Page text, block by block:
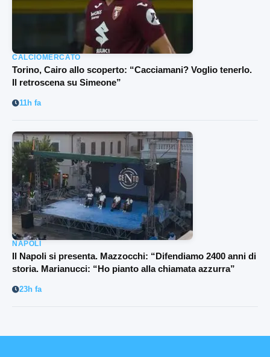
CALCIOMERCATO
Torino, Cairo allo scoperto: “Cacciamani? Voglio tenerlo.
Il retroscena su Simeone”
11h fa
NAPOLI
Il Napoli si presenta. Mazzocchi: “Difendiamo 2400 anni di
storia. Marianucci: “Ho pianto alla chiamata azzurra”
23h fa